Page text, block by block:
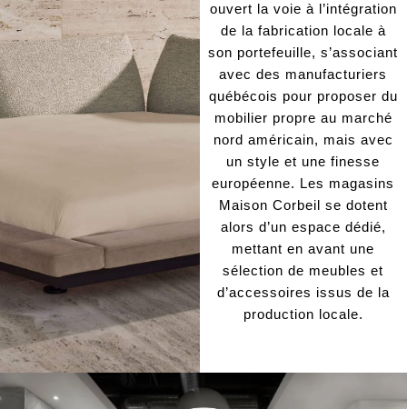
ouvert la voie à l’intégration
de la fabrication locale à
son portefeuille, s’associant
avec des manufacturiers
québécois pour proposer du
mobilier propre au marché
nord américain, mais avec
un style et une finesse
européenne. Les magasins
Maison Corbeil se dotent
alors d’un espace dédié,
mettant en avant une
sélection de meubles et
d’accessoires issus de la
production locale.